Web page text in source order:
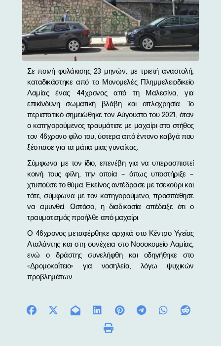
Σε ποινή φυλάκισης 23 μηνών, με τριετή αναστολή,
καταδικάστηκε από το Μονομελές Πλημμελειοδικείο
Λαμίας ένας 44χρονος από τη Μαλεσίνα, για
επικίνδυνη σωματική βλάβη και οπλοχρησία. Το
περιστατικό σημειώθηκε τον Αύγουστο του 2021, όταν
ο κατηγορούμενος τραυμάτισε με μαχαίρι στο στήθος
τον 46χρονο φίλο του, ύστερα από έντονο καβγά που
ξέσπασε για τα μάτια μιας γυναίκας.
Σύμφωνα με τον ίδιο, επενέβη για να υπερασπιστεί
κοινή τους φίλη, την οποία – όπως υποστήριξε –
χτυπούσε το θύμα. Εκείνος αντέδρασε με τσεκούρι και
τότε, σύμφωνα με τον κατηγορούμενο, προσπάθησε
να αμυνθεί. Ωστόσο, η διαδικασία απέδειξε ότι ο
τραυματισμός προήλθε από μαχαίρι.
Ο 46χρονος μεταφέρθηκε αρχικά στο Κέντρο Υγείας
Αταλάντης και στη συνέχεια στο Νοσοκομείο Λαμίας,
ενώ ο δράστης συνελήφθη και οδηγήθηκε στο
«Δρομοκαΐτειο» για νοσηλεία, λόγω ψυχικών
προβλημάτων.